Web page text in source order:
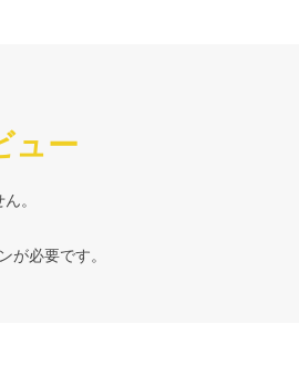
ュー
。
が必要です。